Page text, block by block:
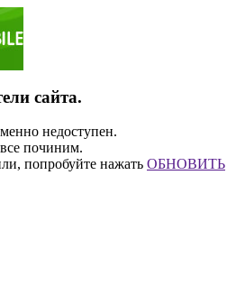
сайта.
недоступен.
починим.
попробуйте нажать ОБНОВИТЬ